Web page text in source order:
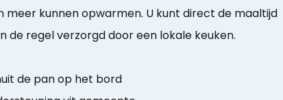
meer kunnen opwarmen. U kunt direct de maaltijd
de regel verzorgd door een lokale keuken.
de pan op het bord